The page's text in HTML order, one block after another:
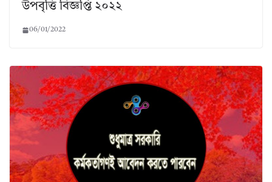
উপবৃত্তি বিজ্ঞপ্তি ২০২২
06/01/2022